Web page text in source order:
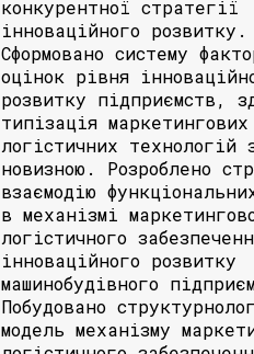
конкурентної стратегії
інноваційного розвитку.
Сформовано систему
оцінок рівня
розвитку підприємств,
типізація
логістичних технологій
новизною. Розроблено
взаємодію
в механізмі
логістичного
інноваційного розвитку
машинобудівного
Побудовано
модель механізму